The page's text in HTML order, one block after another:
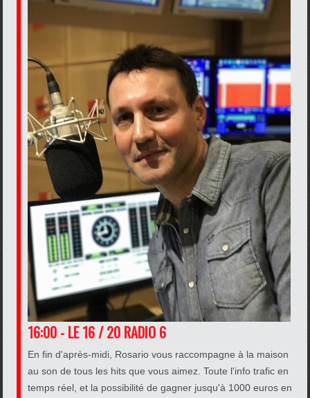
16:00 - LE 16 / 20 RADIO 6
En fin d'après-midi, Rosario vous raccompagne à la maison
au son de tous les hits que vous aimez. Toute l'info trafic en
temps réel, et la possibilité de gagner jusqu'à 1000 euros en